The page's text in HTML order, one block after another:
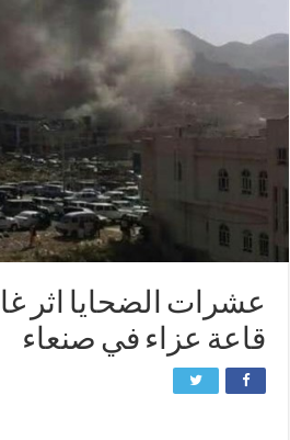
عشرات الضحايا اثر
قاعة عزاء في صنعاء